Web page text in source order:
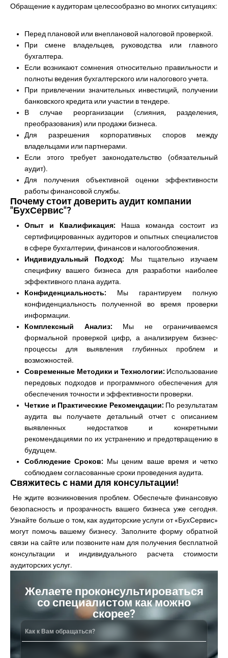
Обращение к аудиторам целесообразно во многих ситуациях:
Перед плановой или внеплановой налоговой проверкой.
При смене владельцев, руководства или главного
бухгалтера.
Если возникают сомнения относительно правильности и
полноты ведения бухгалтерского или налогового учета.
При привлечении значительных инвестиций, получении
банковского кредита или участии в тендере.
В случае реорганизации (слияния, разделения,
преобразования) или продажи бизнеса.
Для разрешения корпоративных споров между
владельцами или партнерами.
Если этого требует законодательство (обязательный
аудит).
Для получения объективной оценки эффективности
работы финансовой службы.
Почему стоит доверить аудит компании
"БухСервис"?
Опыт и Квалификация: Наша команда состоит из
сертифицированных аудиторов и опытных специалистов
в сфере бухгалтерии, финансов и налогообложения.
Индивидуальный Подход: Мы тщательно изучаем
специфику вашего бизнеса для разработки наиболее
эффективного плана аудита.
Конфиденциальность: Мы гарантируем полную
конфиденциальность полученной во время проверки
информации.
Комплексный Анализ: Мы не ограничиваемся
формальной проверкой цифр, а анализируем бизнес-
процессы для выявления глубинных проблем и
возможностей.
Современные Методики и Технологии: Использование
передовых подходов и программного обеспечения для
обеспечения точности и эффективности проверки.
Четкие и Практические Рекомендации: По результатам
аудита вы получаете детальный отчет с описанием
выявленных недостатков и конкретными
рекомендациями по их устранению и предотвращению в
будущем.
Соблюдение Сроков: Мы ценим ваше время и четко
соблюдаем согласованные сроки проведения аудита.
Свяжитесь с нами для консультации!
Не ждите возникновения проблем. Обеспечьте финансовую
безопасность и прозрачность вашего бизнеса уже сегодня.
Узнайте больше о том, как аудиторские услуги от «БухСервис»
могут помочь вашему бизнесу. Заполните форму обратной
связи на сайте или позвоните нам для получения бесплатной
консультации и индивидуального расчета стоимости
аудиторских услуг.
Желаете проконсультироваться
со специалистом как можно
скорее?